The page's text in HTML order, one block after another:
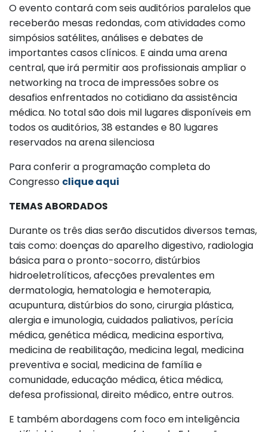
O evento contará com seis auditórios paralelos que
receberão mesas redondas, com atividades como
simpósios satélites, análises e debates de
importantes casos clínicos. E ainda uma arena
central, que irá permitir aos profissionais ampliar o
networking na troca de impressões sobre os
desafios enfrentados no cotidiano da assistência
médica. No total são dois mil lugares disponíveis em
todos os auditórios, 38 estandes e 80 lugares
reservados na arena silenciosa
Para conferir a programação completa do
Congresso clique aqui
TEMAS ABORDADOS
Durante os três dias serão discutidos diversos temas,
tais como: doenças do aparelho digestivo, radiologia
básica para o pronto-socorro, distúrbios
hidroeletrolíticos, afecções prevalentes em
dermatologia, hematologia e hemoterapia,
acupuntura, distúrbios do sono, cirurgia plástica,
alergia e imunologia, cuidados paliativos, perícia
médica, genética médica, medicina esportiva,
medicina de reabilitação, medicina legal, medicina
preventiva e social, medicina de família e
comunidade, educação médica, ética médica,
defesa profissional, direito médico, entre outros.
E também abordagens com foco em inteligência